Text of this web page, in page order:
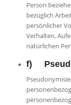
Person
bezüglich
persönlicher
Verhalten,
natürlichen
f)